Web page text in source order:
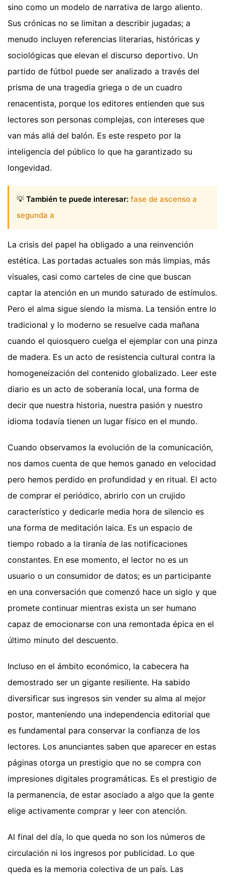
sino como un modelo de narrativa de largo aliento.
Sus crónicas no se limitan a describir jugadas; a
menudo incluyen referencias literarias, históricas y
sociológicas que elevan el discurso deportivo. Un
partido de fútbol puede ser analizado a través del
prisma de una tragedia griega o de un cuadro
renacentista, porque los editores entienden que sus
lectores son personas complejas, con intereses que
van más allá del balón. Es este respeto por la
inteligencia del público lo que ha garantizado su
longevidad.
💡 También te puede interesar: fase de ascenso a
segunda a
La crisis del papel ha obligado a una reinvención
estética. Las portadas actuales son más limpias, más
visuales, casi como carteles de cine que buscan
captar la atención en un mundo saturado de estímulos.
Pero el alma sigue siendo la misma. La tensión entre lo
tradicional y lo moderno se resuelve cada mañana
cuando el quiosquero cuelga el ejemplar con una pinza
de madera. Es un acto de resistencia cultural contra la
homogeneización del contenido globalizado. Leer este
diario es un acto de soberanía local, una forma de
decir que nuestra historia, nuestra pasión y nuestro
idioma todavía tienen un lugar físico en el mundo.
Cuando observamos la evolución de la comunicación,
nos damos cuenta de que hemos ganado en velocidad
pero hemos perdido en profundidad y en ritual. El acto
de comprar el periódico, abrirlo con un crujido
característico y dedicarle media hora de silencio es
una forma de meditación laica. Es un espacio de
tiempo robado a la tiranía de las notificaciones
constantes. En ese momento, el lector no es un
usuario o un consumidor de datos; es un participante
en una conversación que comenzó hace un siglo y que
promete continuar mientras exista un ser humano
capaz de emocionarse con una remontada épica en el
último minuto del descuento.
Incluso en el ámbito económico, la cabecera ha
demostrado ser un gigante resiliente. Ha sabido
diversificar sus ingresos sin vender su alma al mejor
postor, manteniendo una independencia editorial que
es fundamental para conservar la confianza de los
lectores. Los anunciantes saben que aparecer en estas
páginas otorga un prestigio que no se compra con
impresiones digitales programáticas. Es el prestigio de
la permanencia, de estar asociado a algo que la gente
elige activamente comprar y leer con atención.
Al final del día, lo que queda no son los números de
circulación ni los ingresos por publicidad. Lo que
queda es la memoria colectiva de un país. Las